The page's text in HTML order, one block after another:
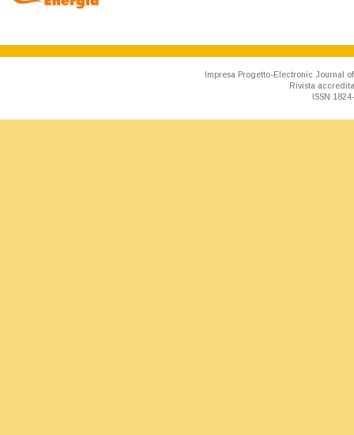
Impresa Progetto-Electronic Journal
Rivista
ISSN